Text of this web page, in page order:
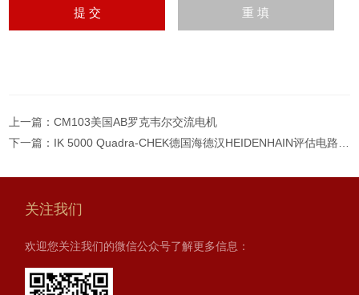
上一篇：CM103美国AB罗克韦尔交流电机
下一篇： IK 5000 Quadra-CHEK德国海德汉HEIDENHAIN评估电路/报价
关注我们
欢迎您关注我们的微信公众号了解更多信息：